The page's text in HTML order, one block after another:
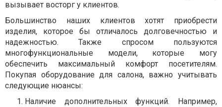
вызывает восторг у клиентов.
Большинство наших клиентов хотят приобрести
изделия, которое бы отличалось долговечностью и
надежностью. Также спросом пользуются
многофункциональные модели, которые могу
обеспечить максимальный комфорт посетителям.
Покупая оборудование для салона, важно учитывать
следующие нюансы:
Наличие дополнительных функций. Например,